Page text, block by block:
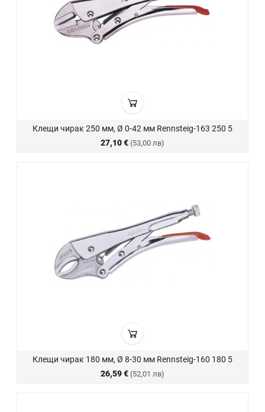
Клещи чирак 250 мм, Ø 0-42 мм Rennsteig-163 250 5
27,10 € (53,00 лв)
Клещи чирак 180 мм, Ø 8-30 мм Rennsteig-160 180 5
26,59 € (52,01 лв)